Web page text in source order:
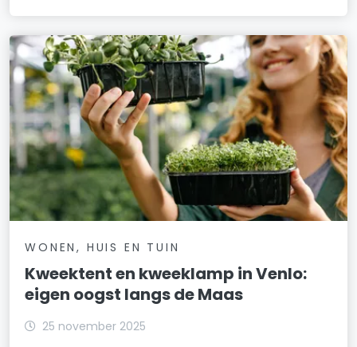
WONEN, HUIS EN TUIN
Kweektent en kweeklamp in Venlo:
eigen oogst langs de Maas
25 november 2025